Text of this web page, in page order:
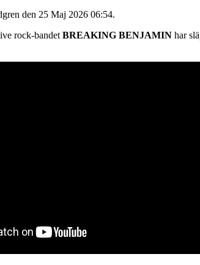
den 25 Maj 2026 06:54.
rock-bandet BREAKING BENJAMIN har